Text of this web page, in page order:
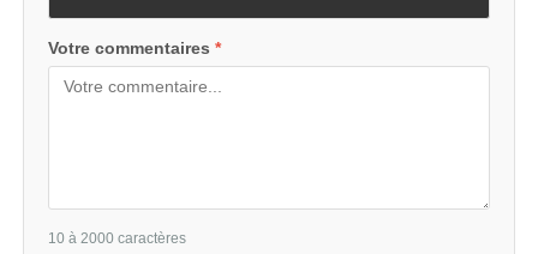
Votre commentaires*
10 à 2000 caractères